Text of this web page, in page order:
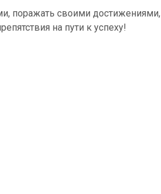
поражать своими достижениями,
на пути к успеху!